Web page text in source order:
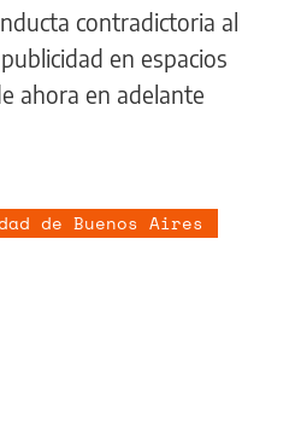
contradictoria al
en espacios
ahora en adelante
de Buenos Aires